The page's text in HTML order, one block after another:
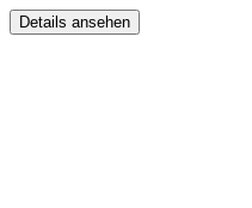
Details ansehen